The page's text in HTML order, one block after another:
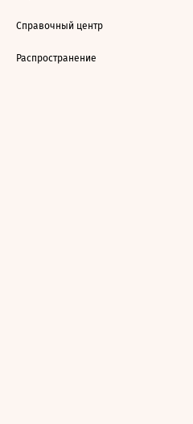
Справочный центр
Распространение